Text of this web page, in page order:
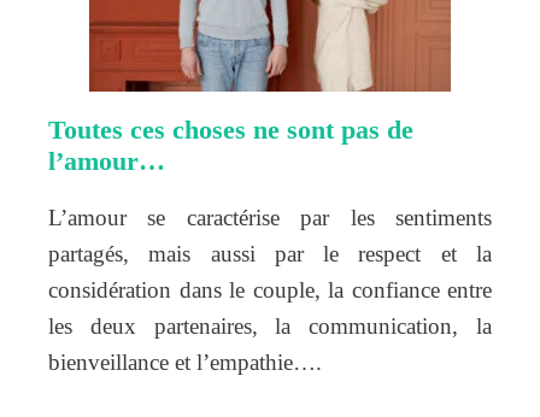
Toutes ces choses ne sont pas de
l’amour…
L’amour se caractérise par les sentiments
partagés, mais aussi par le respect et la
considération dans le couple, la confiance entre
les deux partenaires, la communication, la
bienveillance et l’empathie….